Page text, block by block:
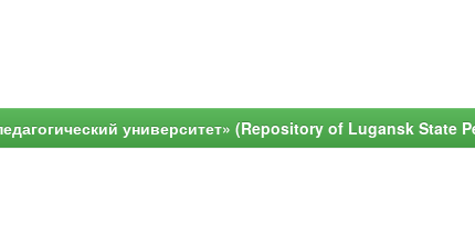
университет» (Repository of Lugansk State